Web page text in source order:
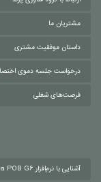
مشتریان ما
داستان موفقیت مشتری
درخواست جلسه دموی
فرصت‌های شغلی
آشنایی با نرم‌افزار Wendia POB G6